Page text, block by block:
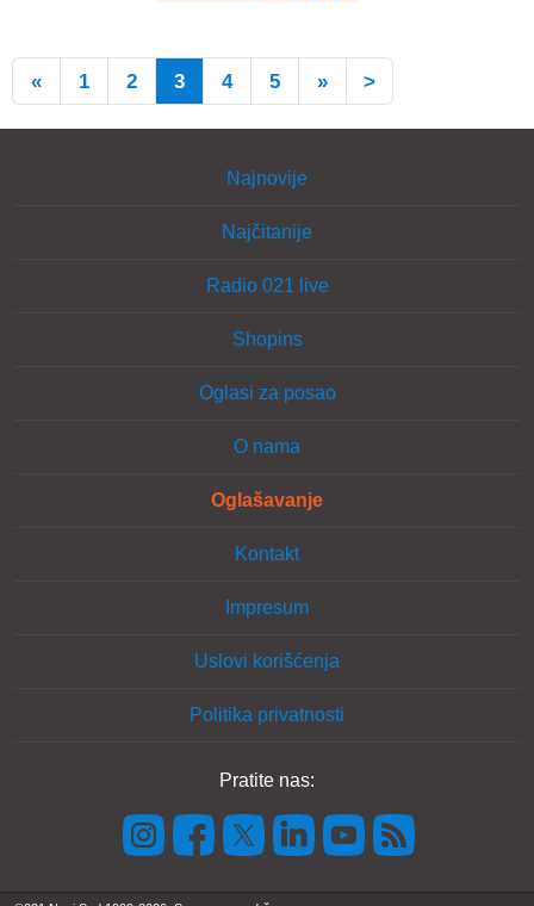
« 1 2 3 4 5 » >
Najnovije
Najčitanije
Radio 021 live
Shopins
Oglasi za posao
O nama
Oglašavanje
Kontakt
Impresum
Uslovi korišćenja
Politika privatnosti
Pratite nas: